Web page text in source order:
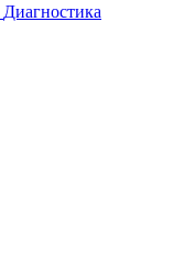
Диагностика